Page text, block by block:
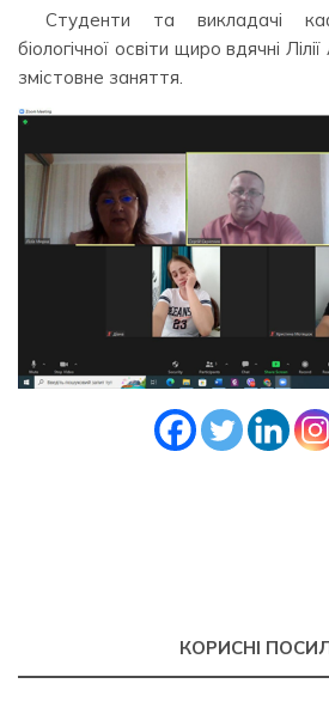
Студенти та викладачі
біологічної освіти щиро вдячні
змістовне заняття.
КОРИСНІ